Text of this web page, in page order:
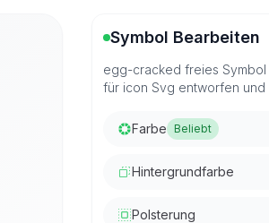
Symbol Bearbeiten
egg-cracked freies Symbol
für icon Svg entworfen
Farbe Beliebt
Hintergrundfarbe
Polsterung